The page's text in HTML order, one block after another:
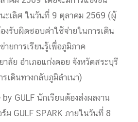
ะเลิศ ในวันที่ 9 ตุลาคม 2569 (ผู้
งรับผิดชอบค่าใช้จ่ายในการเดิน
ายการเรียนรู้เพื่อภูมิภาค
ลัย อำเภอแก่งคอย จังหวัดสระบุรี
เดินทางกลับภูมิลำเนา)
GULF นักเรียนต้องส่งผลงาน
GULF SPARK ภายในวันที่ 8